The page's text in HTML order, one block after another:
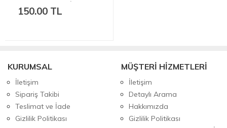
200 gr. 200 mt.
150.00 TL
KURUMSAL
İletişim
Sipariş Takibi
Teslimat ve İade
Gizlilik Politikası
MÜŞTERİ HİZMETLERİ
İletişim
Detaylı Arama
Hakkımızda
Gizlilik Politikası